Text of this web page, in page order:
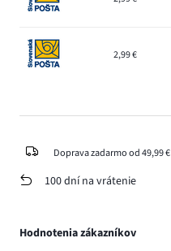
2,99 €
Doprava zadarmo od 49,99 €
100 dní na vrátenie
Hodnotenia zákazníkov